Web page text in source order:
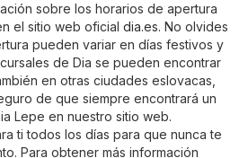
sobre los horarios de apertura
el sitio web oficial dia.es. No olvides
pueden variar en días festivos y
de Dia se pueden encontrar
en otras ciudades eslovacas,
de que siempre encontrará un
Lepe en nuestro sitio web.
ti todos los días para que nunca te
Para obtener más información